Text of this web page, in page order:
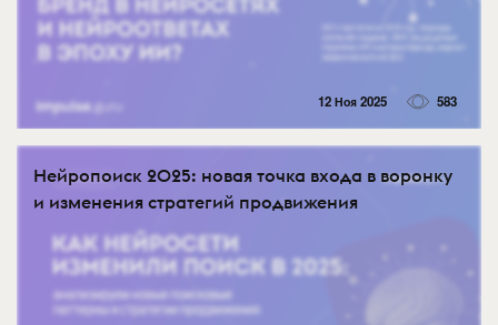
12 Ноя 2025 583
Нейропоиск 2025: новая точка входа в воронку
и изменения стратегий продвижения